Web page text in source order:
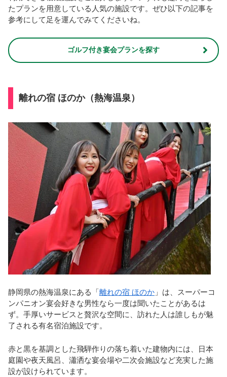
たプランを用意している人気の施設です。ぜひ以下の記事を
参考にして足を運んでみてくださいね。
ゴルフ付き宴会プランを探す
離れの宿 ほのか（熱海温泉）
静岡県の熱海温泉にある「離れの宿 ほのか 」は、スーパーコ
ンパニオン宴会好きな男性なら一度は聞いたことがあるは
ず。手厚いサービスと贅沢な空間に、訪れた人は誰しもが魅
了される有名宿泊施設です。
赤と黒を基調とした飛騨作りの落ち着いた建物内には、日本
庭園や夜天風呂、瀟洒な宴会場や二次会施設など充実した施
設が設けられています。